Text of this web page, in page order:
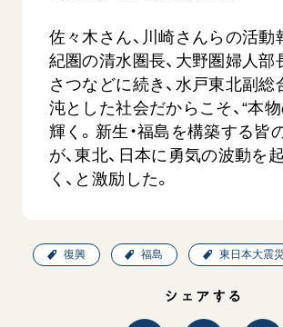
心」 長崎県 吉岡加…
2026.08.09
SDGs 平和 動画
証言 長崎
佐々木さん、川崎さんらの活動
紀圏の清水圏長、大野圏婦人部
さつなどに続き、水戸東北副総
沌とした社会だからこそ、“本
輝く。新生・福島を構築する皆
が、東北、日本に勇気の波動を
く、と激励した。
復興 福島 東日本大震災
シェアする